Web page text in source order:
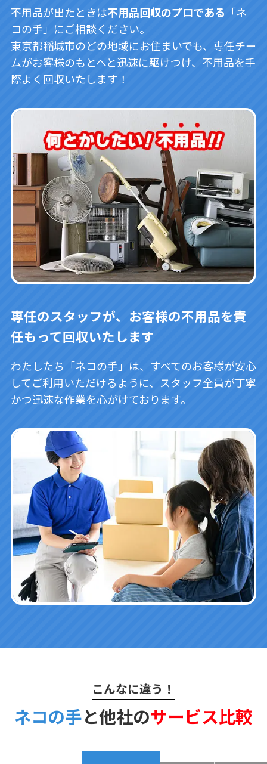
不用品が出たときは不用品回収のプロである 「ネ
コの手」にご相談ください。
東京都稲城市のどの地域にお住まいでも、専任チー
ムがお客様のもとへと迅速に駆けつけ、不用品を手
際よく回収いたします！
専任のスタッフが、お客様の不用品を責
任もって回収いたします
わたしたち「ネコの手」は、すべてのお客様が安心
してご利用いただけるように、スタッフ全員が丁寧
かつ迅速な作業を心がけております。
こんなに違う！
ネコの手と他社のサービス比較